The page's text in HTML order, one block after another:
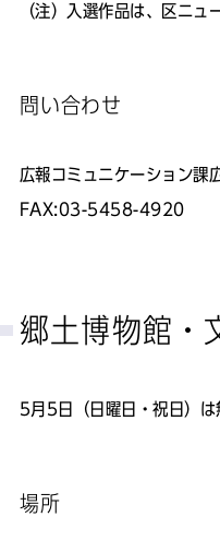
（注）入選作品は、区ニュ
問い合わせ
広報コミュニケーション
FAX:03-5458-4920
郷土博物館・
5月5日（日曜日・祝日）は
場所